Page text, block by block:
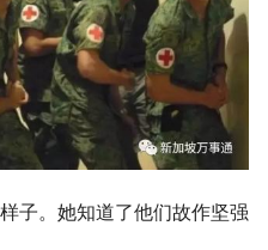
子。她知道了他们故作坚强